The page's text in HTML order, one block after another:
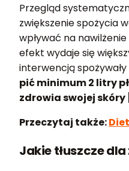
Przegląd
zwiększenie spożycia
wpływać na
efekt wydaje się
interwencją
pić minimum 2 litry
zdrowia swojej skóry
Przeczytaj także:
Jakie tłuszcze